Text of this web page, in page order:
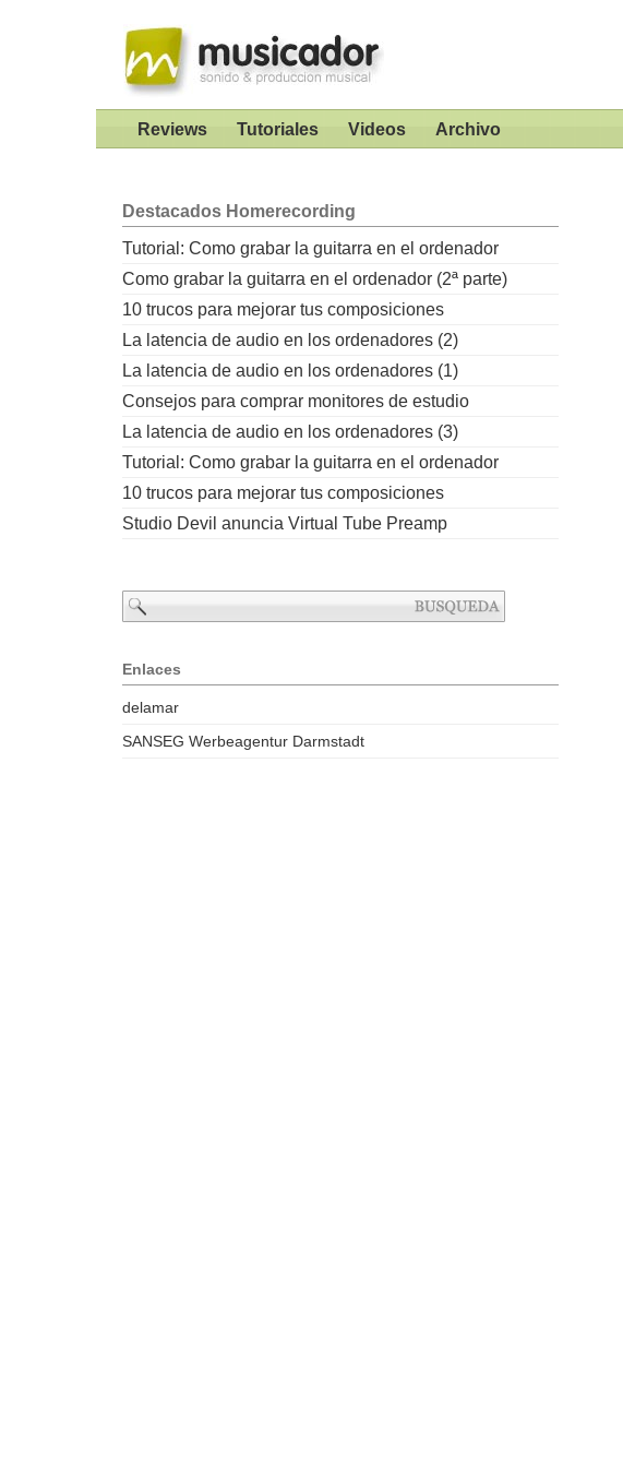
Reviews Tutoriales Videos Archivo
Destacados Homerecording
Tutorial: Como grabar la guitarra en el ordenador
Como grabar la guitarra en el ordenador (2ª parte)
10 trucos para mejorar tus composiciones
La latencia de audio en los ordenadores (2)
La latencia de audio en los ordenadores (1)
Consejos para comprar monitores de estudio
La latencia de audio en los ordenadores (3)
Tutorial: Como grabar la guitarra en el ordenador
10 trucos para mejorar tus composiciones
Studio Devil anuncia Virtual Tube Preamp
Enlaces
delamar
SANSEG Werbeagentur Darmstadt